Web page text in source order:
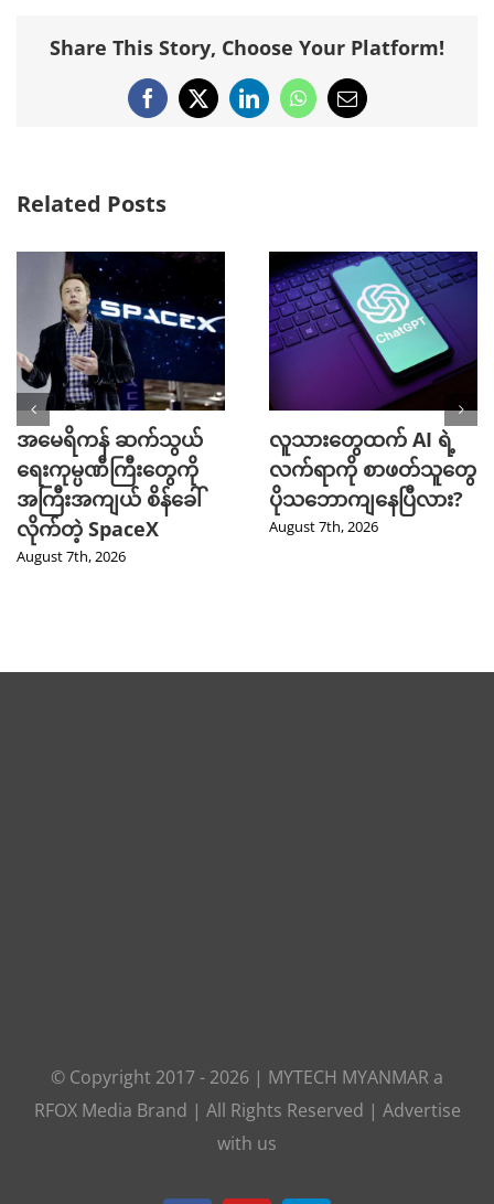
Share This Story, Choose Your Platform!
Facebook
X LinkedInWhatsApp
Email
Related Posts
အမေရိကန် ဆက်သွယ်
ရေးကုမ္ပဏီကြီးတွေကို
အကြီးအကျယ် စိန်ခေါ်
လိုက်တဲ့ SpaceX
August 7th, 2026
လူသားတွေထက် AI ရဲ့
လက်ရာကို စာဖတ်သူတွေ
ပိုသဘောကျနေပြီလား?
August 7th, 2026
© Copyright 2017 - 2026 | MYTECH MYANMAR a
RFOX Media Brand | All Rights Reserved | Advertise
with us